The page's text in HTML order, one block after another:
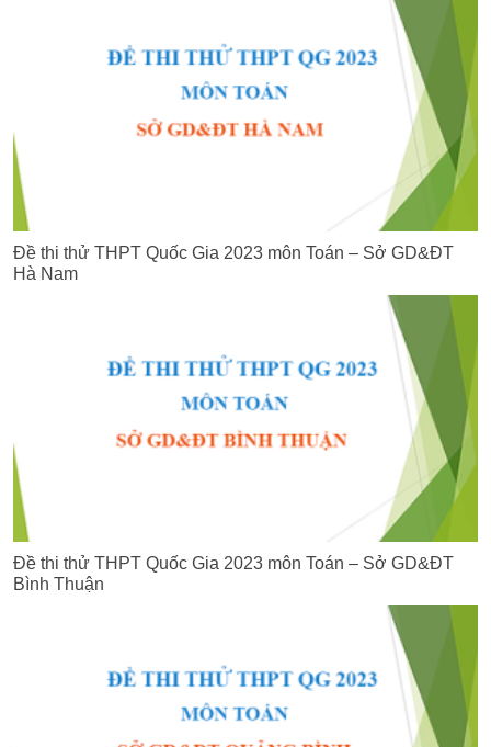
Đề thi thử THPT Quốc Gia 2023 môn Toán – Sở GD&ĐT
Hà Nam
Đề thi thử THPT Quốc Gia 2023 môn Toán – Sở GD&ĐT
Bình Thuận